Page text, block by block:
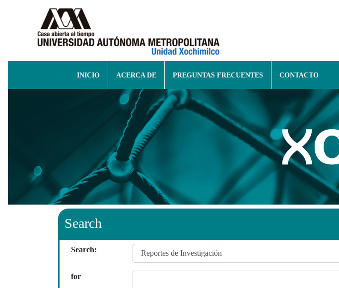
INICIO ACERCA DE PREGUNTAS FRECUENTES CONTACTO
Search
Search:
for